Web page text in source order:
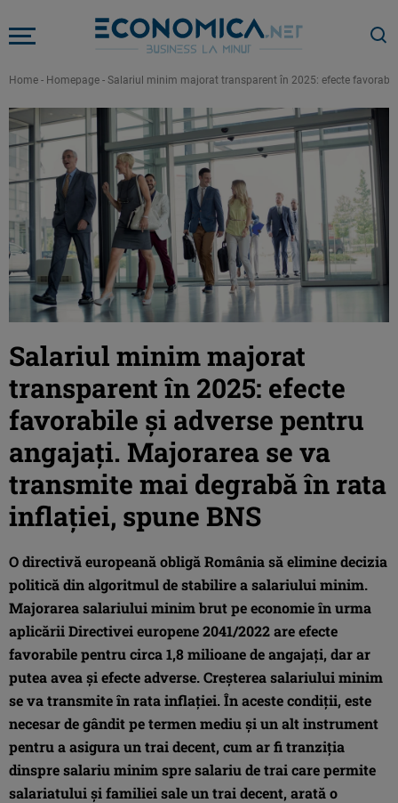
Home - Homepage - Salariul minim majorat transparent în 2025: efecte
Salariul minim majorat
transparent în 2025: efecte
favorabile şi adverse pentru
angajaţi. Majorarea se va
transmite mai degrabă în rata
inflaţiei, spune BNS
O directivă europeană obligă România să elimine decizia
politică din algoritmul de stabilire a salariului minim.
Majorarea salariului minim brut pe economie în urma
aplicării Directivei europene 2041/2022 are efecte
favorabile pentru circa 1,8 milioane de angajaţi, dar ar
putea avea şi efecte adverse. Creşterea salariului minim
se va transmite în rata inflaţiei. În aceste condiţii, este
necesar de gândit pe termen mediu și un alt instrument
pentru a asigura un trai decent, cum ar fi tranziţia
dinspre salariu minim spre salariu de trai care permite
salariatului şi familiei sale un trai decent, arată o